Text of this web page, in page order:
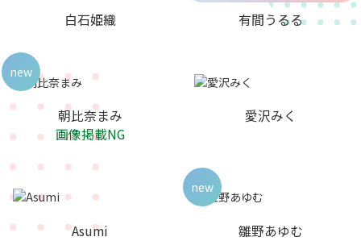
白石姫織 有間うるる
朝比奈まみ
画像掲載NG
new
愛沢みく
Asumi 雛野あゆむ
new